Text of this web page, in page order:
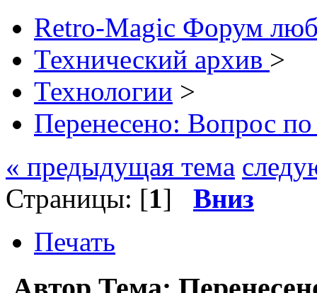
Retro-Magic Форум
Технический архив >
Технологии >
Перенесено: Вопрос
« предыдущая тема
Страницы: [1] Вниз
Печать